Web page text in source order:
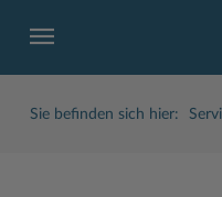
Sie befinden sich hier: